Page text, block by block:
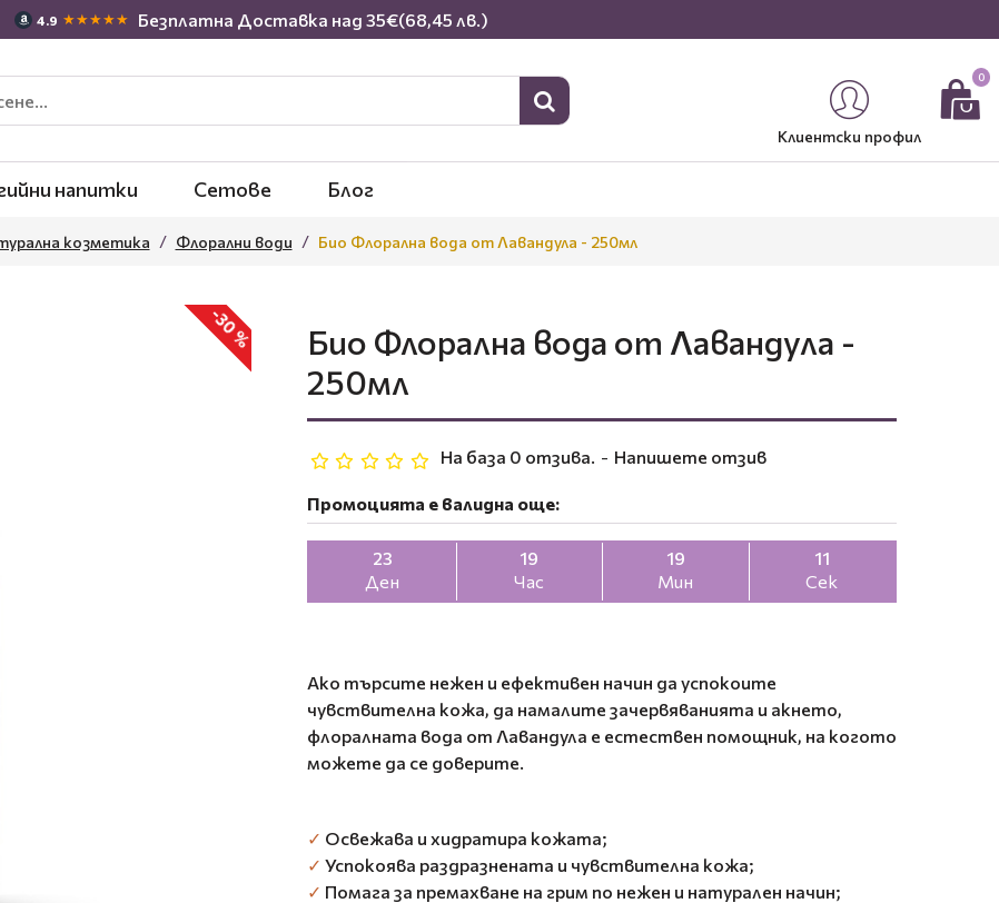
4.9 ★★★★★ Безплатна Доставка над 35€(68,45 лв.)
Клиентски профил
0
напитки Сетове Блог
козметика Флорални води Био Флорална вода от Лавандула - 250мл
-30 %
Био Флорална вода от Лавандула -
250мл
Ако търсите нежен и ефективен начин да успокоите
чувствителна кожа, да намалите зачервяванията и акнето,
флоралната вода от Лавандула е естествен помощник, на когото
можете да се доверите.
✓ Освежава и хидратира кожата;
✓ Успокоява раздразнената и чувствителна кожа;
✓ Помага за премахване на грим по нежен и натурален начин;
На база 0 отзива. - Напишете отзив
Промоцията е валидна още:
23
Ден
19
Час
19
Мин
10
Сек